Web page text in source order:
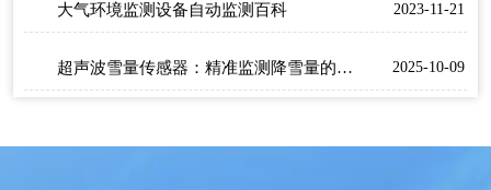
大气环境监测设备自动监测百科 2023-11-21
超声波雪量传感器：精准监测降雪量的实用工具 2025-10-09